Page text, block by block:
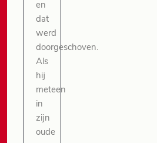
en
dat
werd
doorgeschoven.
Als
hij
meteen
in
zijn
oude